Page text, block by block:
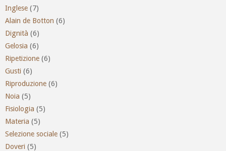
Inglese (7)
Alain de Botton (6)
Dignità (6)
Gelosia (6)
Ripetizione (6)
Gusti (6)
Riproduzione (6)
Noia (5)
Fisiologia (5)
Materia (5)
Selezione sociale (5)
Doveri (5)